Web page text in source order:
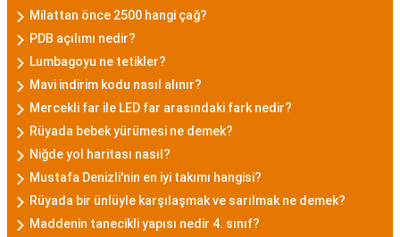
Milattan önce 2500 hangi çağ?
PDB açılımı nedir?
Lumbagoyu ne tetikler?
Mavi indirim kodu nasıl alınır?
Mercekli far ile LED far arasındaki fark nedir?
Rüyada bebek yürümesi ne demek?
Niğde yol haritası nasıl?
Mustafa Denizli'nin en iyi takımı hangisi?
Rüyada bir ünlüyle karşılaşmak ve sarılmak ne demek?
Maddenin tanecikli yapısı nedir 4. sınıf?